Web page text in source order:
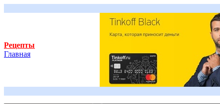
Рецепты
Главная